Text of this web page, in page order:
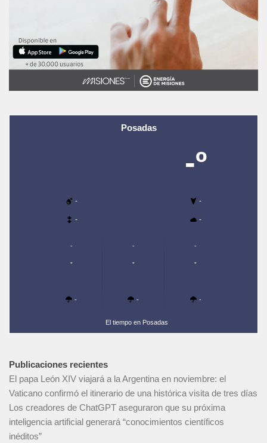
Posadas
-º
- -
- -
-
-
-
-
-
-
-
-
-
El tiempo en Posadas
Publicaciones recientes
El papa León XIV viajará a la Argentina en noviembre: el
Vaticano confirmó el itinerario de una histórica visita de tres días
Los creadores de ChatGPT aseguraron que su próxima
inteligencia artificial generará “conocimientos científicos
inéditos”